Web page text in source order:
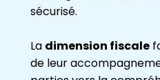
sécurisé.
La dimension fiscale
de leur